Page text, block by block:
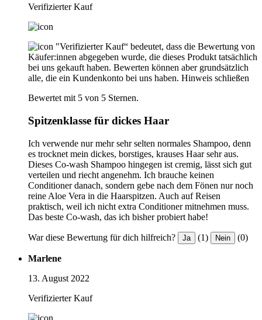
Verifizierter Kauf
"Verifizierter Kauf“ bedeutet, dass die Bewertung von
Käufer:innen abgegeben wurde, die dieses Produkt tatsächlich
bei uns gekauft haben. Bewerten können aber grundsätzlich
alle, die ein Kundenkonto bei uns haben. Hinweis schließen
Bewertet mit 5 von 5 Sternen.
Spitzenklasse für dickes Haar
Ich verwende nur mehr sehr selten normales Shampoo, denn
es trocknet mein dickes, borstiges, krauses Haar sehr aus.
Dieses Co-wash Shampoo hingegen ist cremig, lässt sich gut
verteilen und riecht angenehm. Ich brauche keinen
Conditioner danach, sondern gebe nach dem Fönen nur noch
reine Aloe Vera in die Haarspitzen. Auch auf Reisen
praktisch, weil ich nicht extra Conditioner mitnehmen muss.
Das beste Co-wash, das ich bisher probiert habe!
War diese Bewertung für dich hilfreich? Ja (1) Nein (0)
Marlene
13. August 2022
Verifizierter Kauf